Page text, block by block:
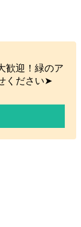
歓迎！緑のア
ください➤